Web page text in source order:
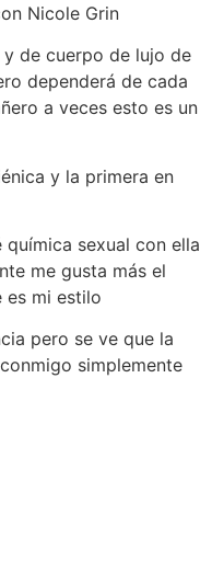
Nicole Grin
y de cuerpo de lujo de
dependerá de cada
a veces esto es un
y la primera en
sexual con ella
me gusta más el
es mi estilo
pero se ve que la
simplemente